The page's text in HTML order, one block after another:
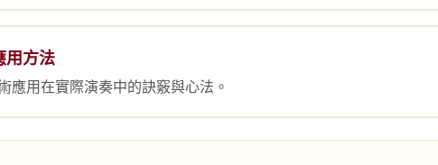
用方法
應用在實際演奏中的訣竅與心法。